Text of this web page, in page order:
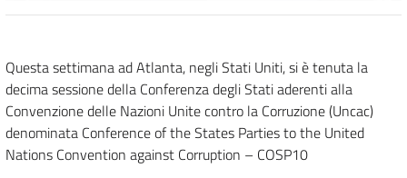
Questa settimana ad Atlanta, negli Stati Uniti, si è tenuta la
decima sessione della Conferenza degli Stati aderenti alla
Convenzione delle Nazioni Unite contro la Corruzione (Uncac)
denominata Conference of the States Parties to the United
Nations Convention against Corruption – COSP10